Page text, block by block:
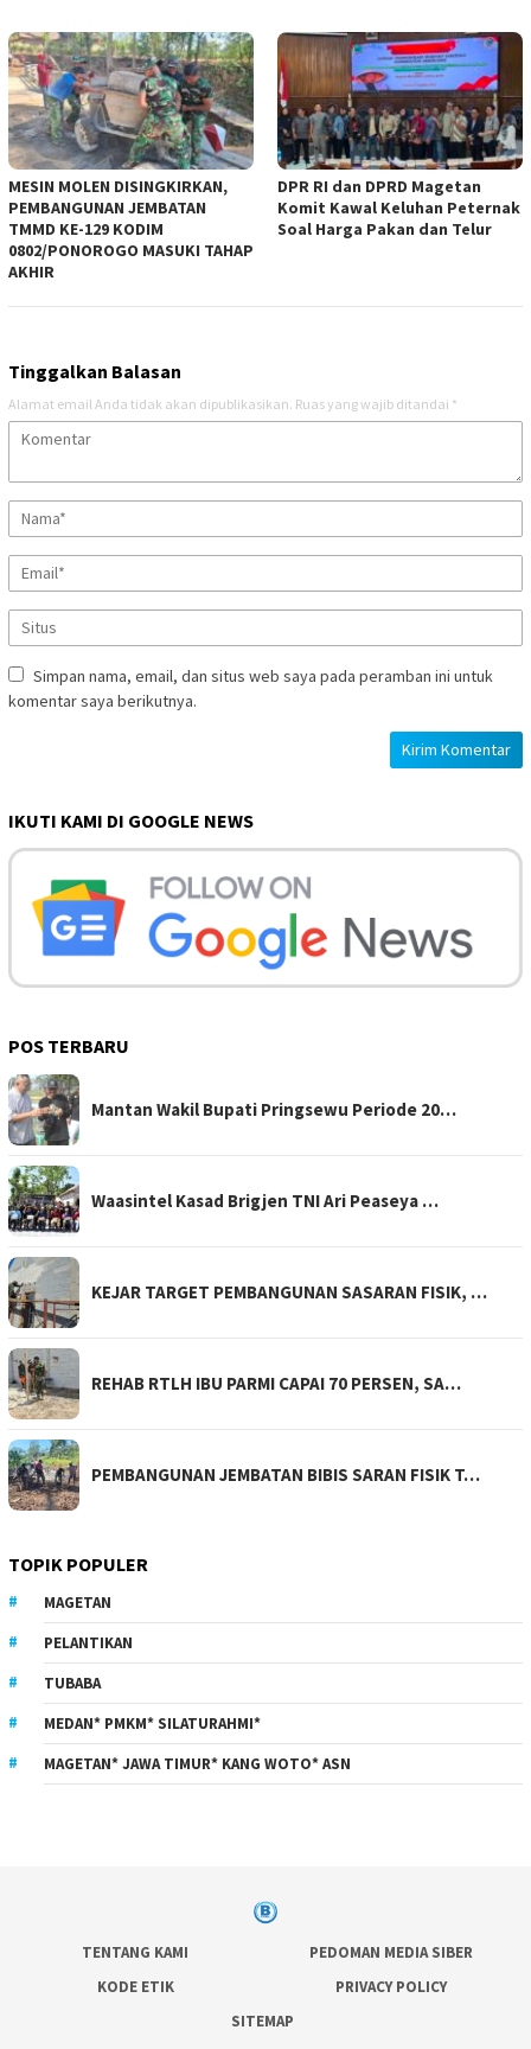
MESIN MOLEN DISINGKIRKAN,
PEMBANGUNAN JEMBATAN
TMMD KE-129 KODIM
0802/PONOROGO MASUKI TAHAP
AKHIR
DPR RI dan DPRD Magetan
Komit Kawal Keluhan Peternak
Soal Harga Pakan dan Telur
Tinggalkan Balasan
Alamat email Anda tidak akan dipublikasikan. Ruas yang wajib ditandai *
Simpan nama, email, dan situs web saya pada peramban ini untuk
komentar saya berikutnya.
IKUTI KAMI DI GOOGLE NEWS
POS TERBARU
Mantan Wakil Bupati Pringsewu Periode 20…
Waasintel Kasad Brigjen TNI Ari Peaseya …
KEJAR TARGET PEMBANGUNAN SASARAN FISIK, …
REHAB RTLH IBU PARMI CAPAI 70 PERSEN, SA…
PEMBANGUNAN JEMBATAN BIBIS SARAN FISIK T…
TOPIK POPULER
MAGETAN
PELANTIKAN
TUBABA
MEDAN* PMKM* SILATURAHMI*
MAGETAN* JAWA TIMUR* KANG WOTO* ASN
TENTANG KAMI
PEDOMAN MEDIA SIBER
KODE ETIK
PRIVACY POLICY
SITEMAP